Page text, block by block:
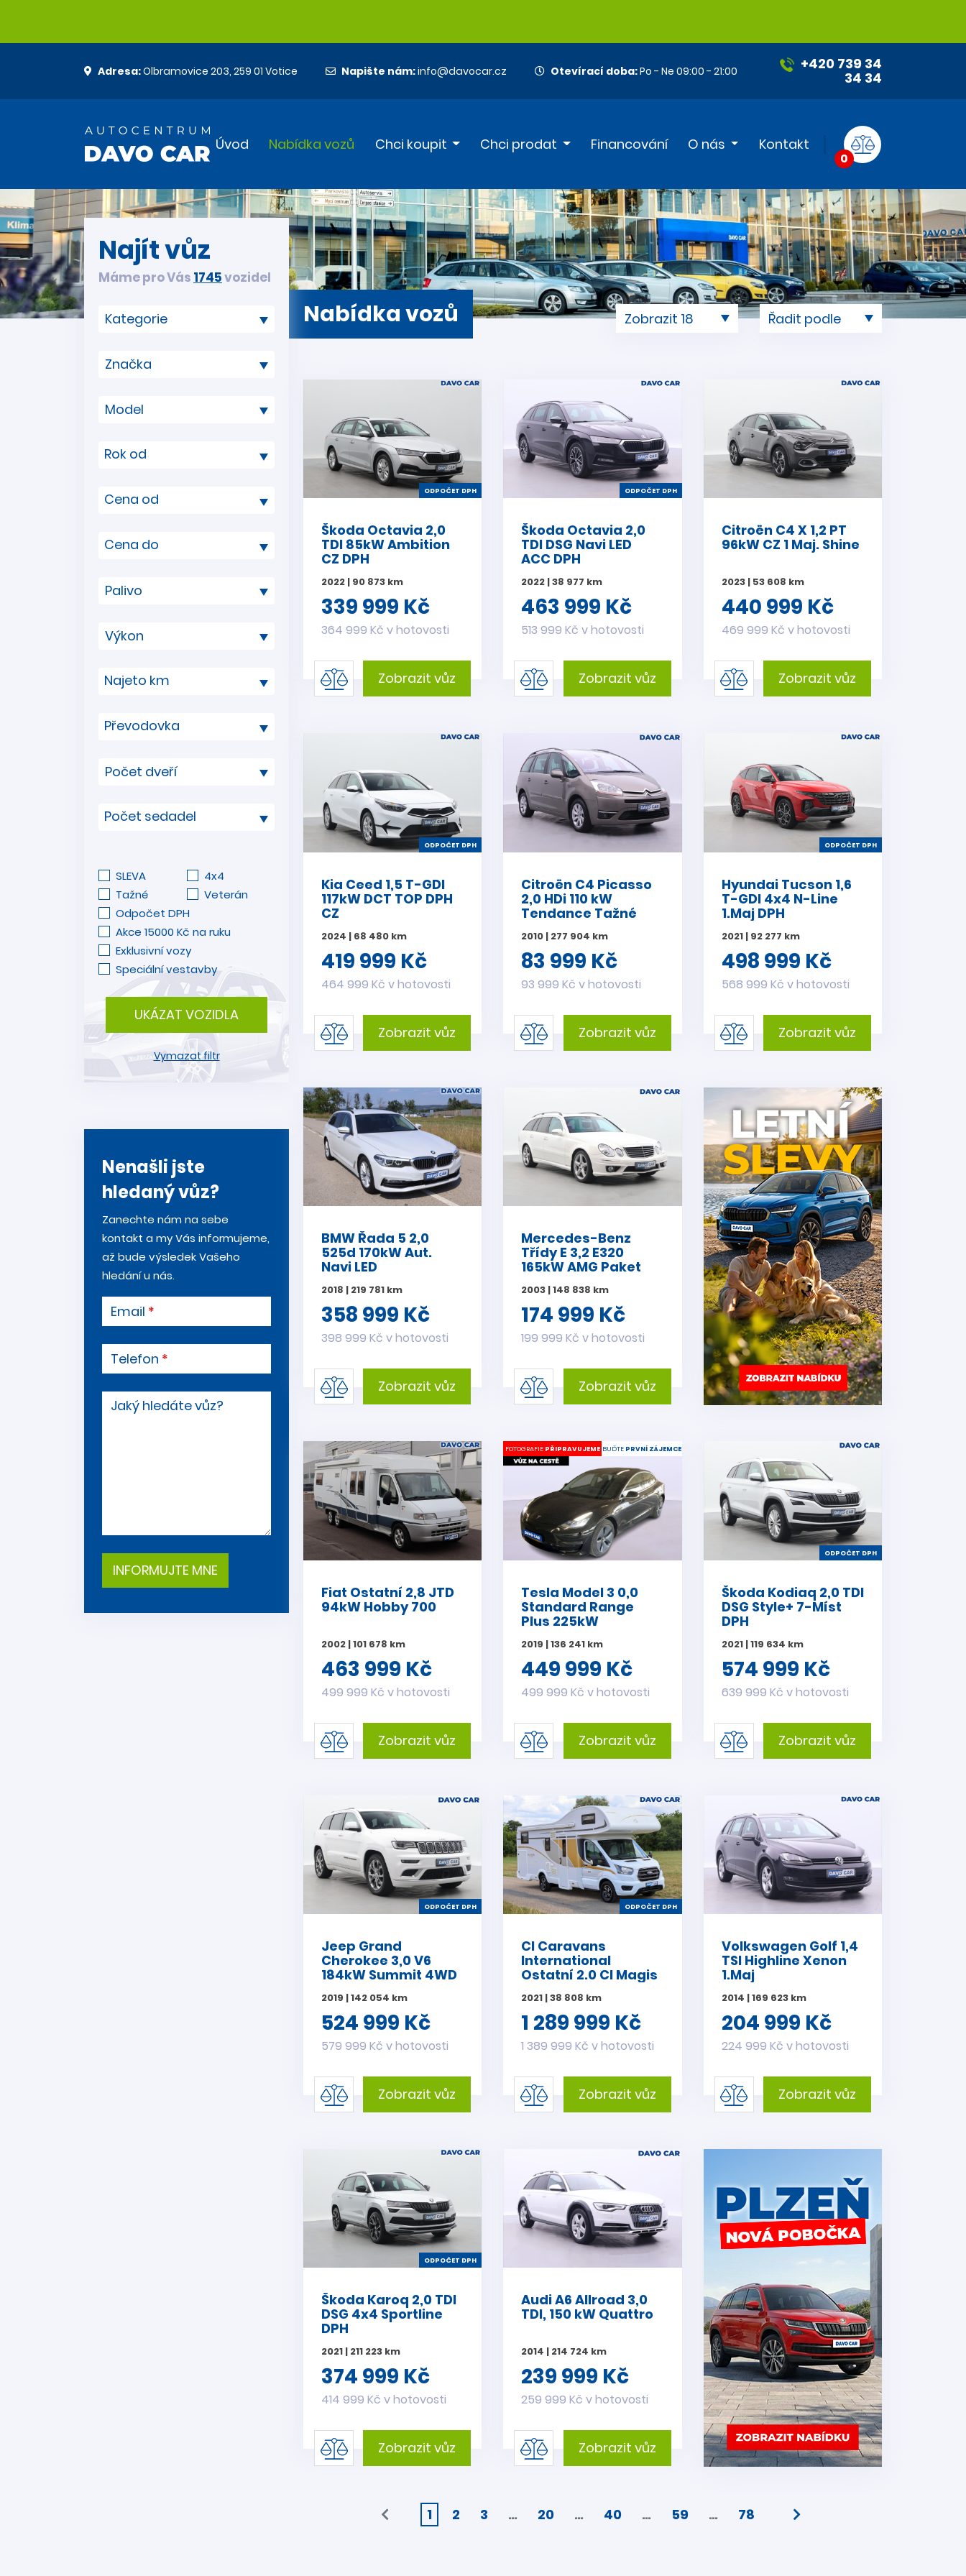
Adresa:Olbramovice 203, 259 01 Votice Napište nám:info@davocar.cz Otevírací doba:Po - Ne 09:00 - 21:00 +420 739 34
34 34
Úvod Nabídka vozů Chci koupit Chci prodat Financování O nás Kontakt
0
Nabídka vozů
Najít vůz
Máme pro Vás 1745vozidel
Rok od
Cena od
Cena do
Najeto km
Převodovka
Počet sedadel
SLEVA
4x4
Tažné
Veterán
Odpočet DPH
Akce 15000 Kč na ruku
Exklusivní vozy
Speciální vestavby
UKÁZAT VOZIDLA
Vymazat filtr
Nenašli jste
hledaný vůz?
Zanechte nám na sebe
kontakt a my Vás informujeme,
až bude výsledek Vašeho
hledání u nás.
Email
Telefon
Jaký hledáte vůz?
ODPOČET DPH
Škoda Octavia 2,0
TDI 85kW Ambition
CZ DPH
2022 | 90 873 km
339 999 Kč
364 999 Kč v hotovosti
Zobrazit vůz
ODPOČET DPH
Škoda Octavia 2,0
TDI DSG Navi LED
ACC DPH
2022 | 38 977 km
463 999 Kč
513 999 Kč v hotovosti
Zobrazit vůz
Citroën C4 X 1,2 PT
96kW CZ 1 Maj. Shine
2023 | 53 608 km
440 999 Kč
469 999 Kč v hotovosti
Zobrazit vůz
ODPOČET DPH
Kia Ceed 1,5 T-GDI
117kW DCT TOP DPH
CZ
2024 | 68 480 km
419 999 Kč
464 999 Kč v hotovosti
Zobrazit vůz
Citroën C4 Picasso
2,0 HDi 110 kW
Tendance Tažné
2010 | 277 904 km
83 999 Kč
93 999 Kč v hotovosti
Zobrazit vůz
ODPOČET DPH
Hyundai Tucson 1,6
T-GDI 4x4 N-Line
1.Maj DPH
2021 | 92 277 km
498 999 Kč
568 999 Kč v hotovosti
Zobrazit vůz
BMW Řada 5 2,0
525d 170kW Aut.
Navi LED
2018 | 219 781 km
358 999 Kč
398 999 Kč v hotovosti
Zobrazit vůz
Mercedes-Benz
Třídy E 3,2 E320
165kW AMG Paket
2003 | 148 838 km
174 999 Kč
199 999 Kč v hotovosti
Zobrazit vůz
Fiat Ostatní 2,8 JTD
94kW Hobby 700
2002 | 101 678 km
463 999 Kč
499 999 Kč v hotovosti
Zobrazit vůz
FOTOGRAFIE PŘIPRAVUJEME BUĎTE PRVNÍ ZÁJEMCE
Tesla Model 3 0,0
Standard Range
Plus 225kW
2019 | 136 241 km
449 999 Kč
499 999 Kč v hotovosti
Zobrazit vůz
ODPOČET DPH
Škoda Kodiaq 2,0 TDI
DSG Style+ 7-Míst
DPH
2021 | 119 634 km
574 999 Kč
639 999 Kč v hotovosti
Zobrazit vůz
ODPOČET DPH
Jeep Grand
Cherokee 3,0 V6
184kW Summit 4WD
2019 | 142 054 km
524 999 Kč
579 999 Kč v hotovosti
Zobrazit vůz
ODPOČET DPH
CI Caravans
International
Ostatní 2.0 CI Magis
obytný automobil
2021 | 38 808 km
1 289 999 Kč
1 389 999 Kč v hotovosti
Zobrazit vůz
Volkswagen Golf 1,4
TSI Highline Xenon
1.Maj
2014 | 169 623 km
204 999 Kč
224 999 Kč v hotovosti
Zobrazit vůz
ODPOČET DPH
Škoda Karoq 2,0 TDI
DSG 4x4 Sportline
DPH
2021 | 211 223 km
374 999 Kč
414 999 Kč v hotovosti
Zobrazit vůz
Audi A6 Allroad 3,0
TDI, 150 kW Quattro
2014 | 214 724 km
239 999 Kč
259 999 Kč v hotovosti
Zobrazit vůz
1 2 3 … 20 … 40 … 59 … 78